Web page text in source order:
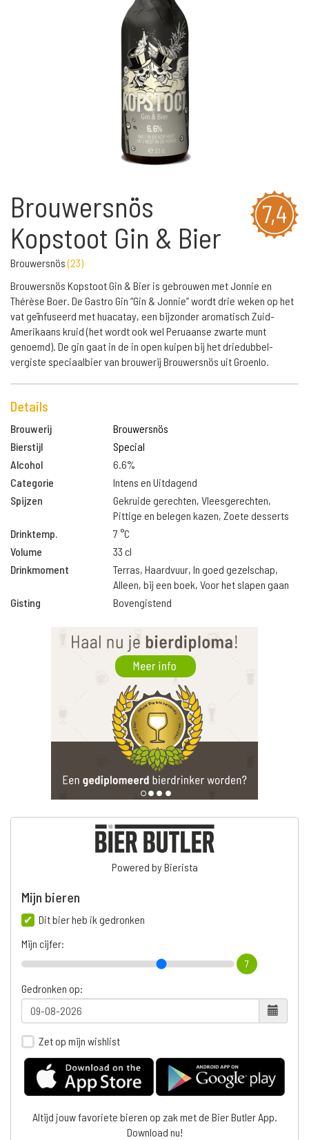
7,4
Brouwersnös
Kopstoot Gin & Bier
Brouwersnös(23)
Brouwersnös Kopstoot Gin & Bier is gebrouwen met Jonnie en
Thérèse Boer. De Gastro Gin “Gin & Jonnie” wordt drie weken op het
vat geïnfuseerd met huacatay, een bijzonder aromatisch Zuid-
Amerikaans kruid (het wordt ook wel Peruaanse zwarte munt
genoemd). De gin gaat in de in open kuipen bij het driedubbel-
vergiste speciaalbier van brouwerij Brouwersnös uit Groenlo.
Details
Brouwerij
Brouwersnös
Bierstijl
Special
Alcohol
6.6%
Categorie
Intens en Uitdagend
Spijzen
Gekruide gerechten, Vleesgerechten,
Pittige en belegen kazen, Zoete desserts
Drinktemp.
7 °C
Volume
33 cl
Drinkmoment
Terras, Haardvuur, In goed gezelschap,
Alleen, bij een boek, Voor het slapen gaan
Gisting
Bovengistend
Powered by Bierista
Mijn bieren
Dit bier heb ik gedronken
Mijn cijfer:
7
Gedronken op:
Zet op mijn wishlist
Altijd jouw favoriete bieren op zak met de Bier Butler App.
Download nu!